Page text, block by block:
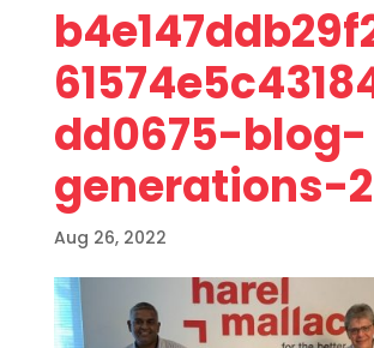
dd0675-blog-
generations-2
Aug 26, 2022